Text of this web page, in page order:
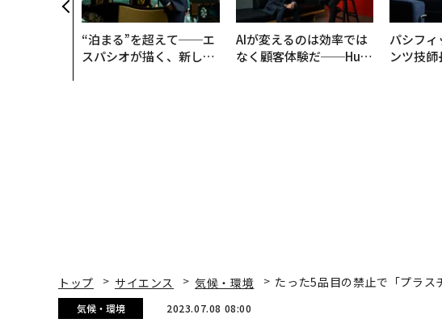
“泊まる”を超えて──エ
スパシオが描く、新しい
AIが変えるのは効率では
なく顧客体験だ──Hub
パシフィ
ンツ技
トップ サイエンス 気候・環境 たった5品目の禁止で「プラス
気候・環境 2023.07.08 08:00